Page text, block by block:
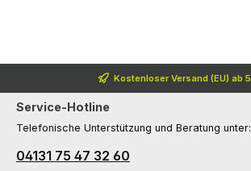
Kostenloser Versand (EU) ab
Service-Hotline
Telefonische Unterstützung und Beratung unter:
04131 75 47 32 60